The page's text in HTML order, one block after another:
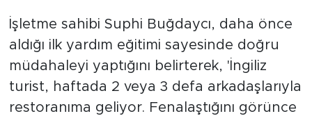
İşletme sahibi Suphi Buğdaycı, daha önce
aldığı ilk yardım eğitimi sayesinde doğru
müdahaleyi yaptığını belirterek, 'İngiliz
turist, haftada 2 veya 3 defa arkadaşlarıyla
restoranıma geliyor. Fenalaştığını görünce